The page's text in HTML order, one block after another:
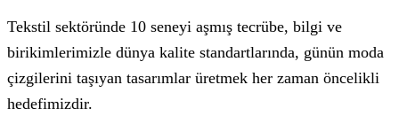
Tekstil sektöründe 10 seneyi aşmış tecrübe, bilgi ve
birikimlerimizle dünya kalite standartlarında, günün moda
çizgilerini taşıyan tasarımlar üretmek her zaman öncelikli
hedefimizdir.